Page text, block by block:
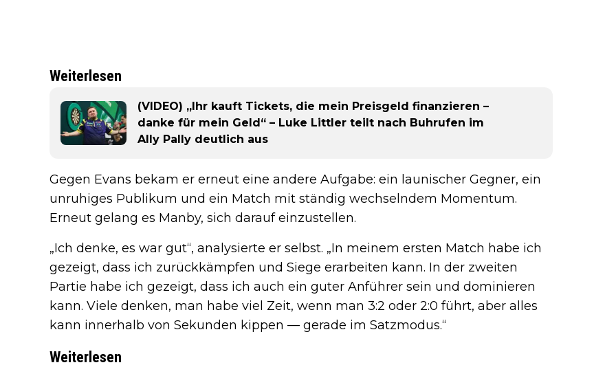
Weiterlesen
(VIDEO) „Ihr kauft Tickets, die mein Preisgeld finanzieren –
danke für mein Geld“ – Luke Littler teilt nach Buhrufen im
Ally Pally deutlich aus
Gegen Evans bekam er erneut eine andere Aufgabe: ein launischer Gegner, ein
unruhiges Publikum und ein Match mit ständig wechselndem Momentum.
Erneut gelang es Manby, sich darauf einzustellen.
„Ich denke, es war gut“, analysierte er selbst. „In meinem ersten Match habe ich
gezeigt, dass ich zurückkämpfen und Siege erarbeiten kann. In der zweiten
Partie habe ich gezeigt, dass ich auch ein guter Anführer sein und dominieren
kann. Viele denken, man habe viel Zeit, wenn man 3:2 oder 2:0 führt, aber alles
kann innerhalb von Sekunden kippen — gerade im Satzmodus.“
Weiterlesen